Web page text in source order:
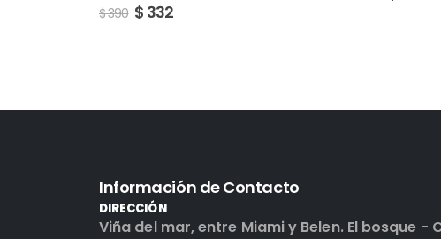
Información de Contacto
DIRECCIÓN
Viña del mar, entre Miami y Belen. El bosque -